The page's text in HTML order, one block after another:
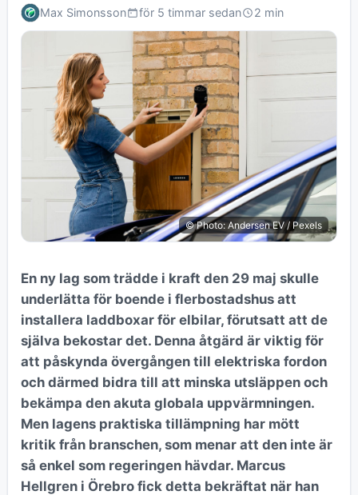
Max Simonsson för 5 timmar sedan 2 min
© Photo: Andersen EV / Pexels
En ny lag som trädde i kraft den 29 maj skulle
underlätta för boende i flerbostadshus att
installera laddboxar för elbilar, förutsatt att de
själva bekostar det. Denna åtgärd är viktig för
att påskynda övergången till elektriska fordon
och därmed bidra till att minska utsläppen och
bekämpa den akuta globala uppvärmningen.
Men lagens praktiska tillämpning har mött
kritik från branschen, som menar att den inte är
så enkel som regeringen hävdar. Marcus
Hellgren i Örebro fick detta bekräftat när han